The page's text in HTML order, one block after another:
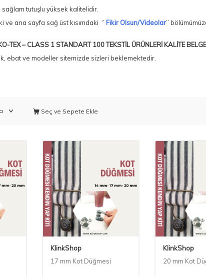
tutuşlu yüksek kalitelidir.
ve ana sayfa sağ üst kısımdaki ‘’ Fikir Olsun/Videolar’’
TEX – CLASS 1 STANDART 100 TEKSTİL ÜRÜNLERİ KALİTE
ebat ve modeller sitemizde sizleri beklemektedir.
Seç ve Sepete Ekle
KlinkShop
17 mm Kot Düğmesi
KlinkShop
20 mm Kot